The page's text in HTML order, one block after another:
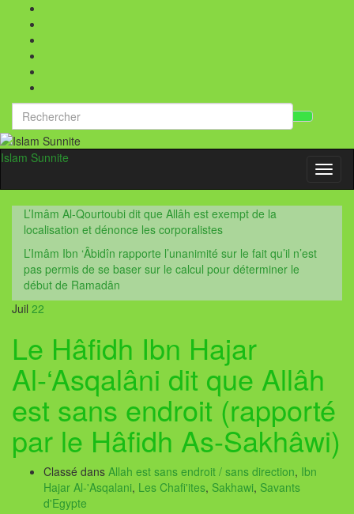
Search
for:
Islam Sunnite
L’Imâm Al-Qourtoubi dit que Allâh est exempt de la
localisation et dénonce les corporalistes
L’Imâm Ibn ‘Âbidîn rapporte l’unanimité sur le fait qu’il n’est
pas permis de se baser sur le calcul pour déterminer le
début de Ramadân
Juil 22
Le Hâfidh Ibn Hajar
Al-‘Asqalâni dit que Allâh
est sans endroit (rapporté
par le Hâfidh As-Sakhâwi)
Classé dans Allah est sans endroit / sans direction, Ibn
Hajar Al-'Asqalani, Les Chafi'ites, Sakhawi, Savants
d'Egypte